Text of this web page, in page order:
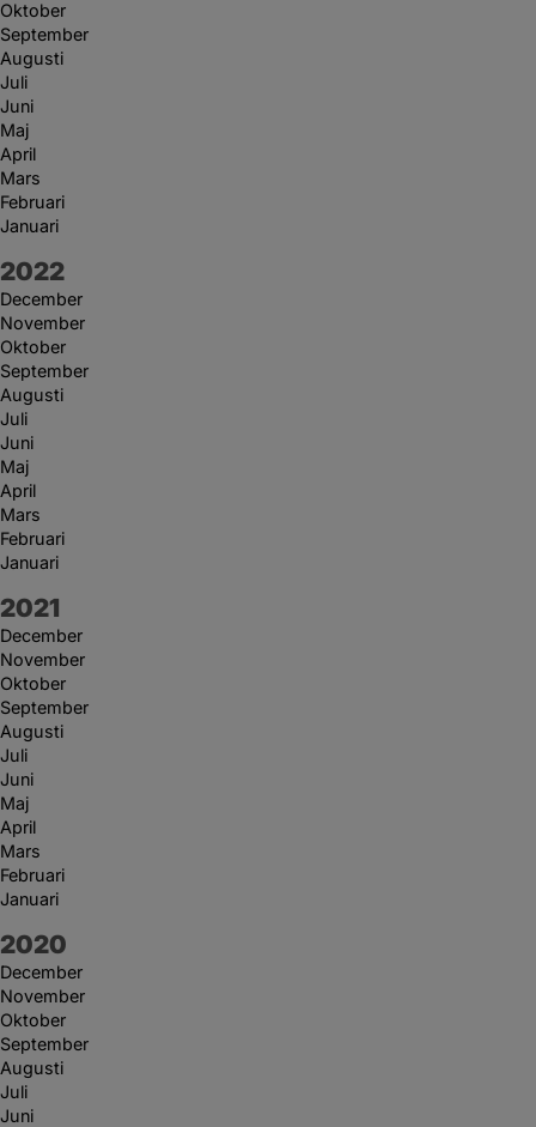
Oktober
September
Augusti
Juli
Juni
Maj
April
Mars
Februari
Januari
År:
2022
December
November
Oktober
September
Augusti
Juli
Juni
Maj
April
Mars
Februari
Januari
År:
2021
December
November
Oktober
September
Augusti
Juli
Juni
Maj
April
Mars
Februari
Januari
År:
2020
December
November
Oktober
September
Augusti
Juli
Juni